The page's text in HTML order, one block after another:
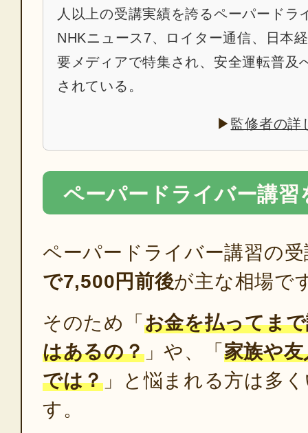
人以上の受講実績を誇るペーパードラ
NHKニュース7、ロイター通信、日本
要メディアで特集され、安全運転普及
されている。
▶ 監修者の詳
ペーパードライバー講習
ペーパードライバー講習の
で7,500円前後が主な相場で
そのため「 お金を払ってま
はあるの？」や、「 家族や
では？ 」と悩まれる方は多
す。